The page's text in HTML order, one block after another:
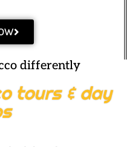
differently
tours & day